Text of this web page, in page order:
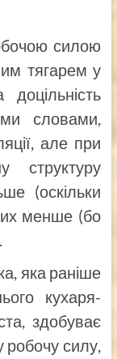
силою
тягарем у
словами,
але при
структуру
(оскільки
менше (бо
яка раніше
кухаря-
здобуває
робочу силу,